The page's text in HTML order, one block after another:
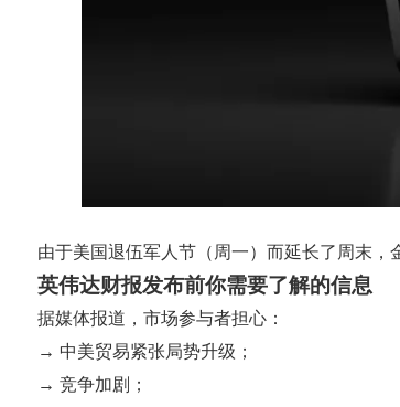
由于美国退伍军人节（周一）而延长了周末
英伟达财报发布前你需要了解的信息
据媒体报道，市场参与者担心：
→ 中美贸易紧张局势升级；
→ 竞争加剧；